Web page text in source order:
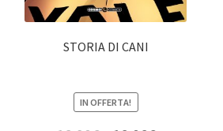
STORIA DI CANI
IN OFFERTA!